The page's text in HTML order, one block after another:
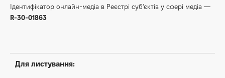
Ідентифікатор онлайн-медіа в Реєстрі суб’єктів у сфері медіа —
R-30-01863
Для листування: